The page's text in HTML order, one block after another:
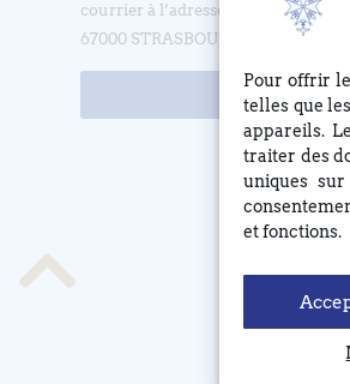
Pour offrir
telles que
appareils.
traiter des
uniques
et fonctions.
courrier à l’adresse suivante :
67000 STRASBOURG ou en